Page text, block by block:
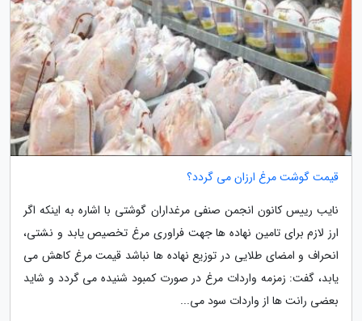
قیمت گوشت مرغ ارزان می گردد؟
نایب رییس کانون انجمن صنفی مرغداران گوشتی با اشاره به اینکه اگر
ارز لازم برای تامین نهاده ها جهت فراوری مرغ تخصیص یابد و نشتی،
انحراف و امضای طلایی در توزیع نهاده ها نباشد قیمت مرغ کاهش می
یابد، گفت: زمزمه واردات مرغ در صورت کمبود شنیده می گردد و شاید
بعضی رانت ها از واردات سود می...